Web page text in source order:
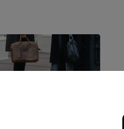
General de